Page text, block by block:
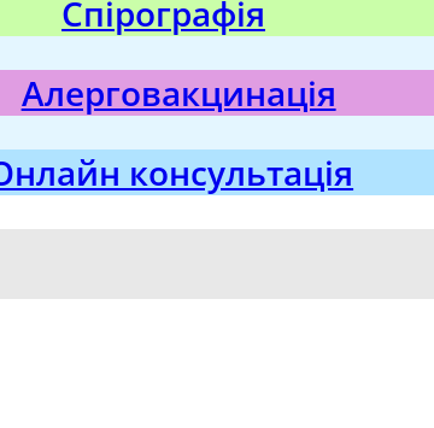
Спірографія
Алерговакцинація
консультація